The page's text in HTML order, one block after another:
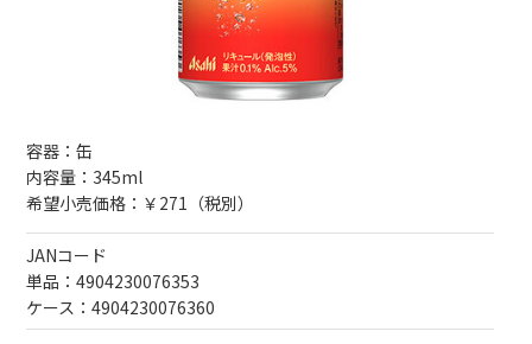
容器：缶
内容量：345ml
希望小売価格：￥271（税別）
JANコード
単品：4904230076353
ケース：4904230076360